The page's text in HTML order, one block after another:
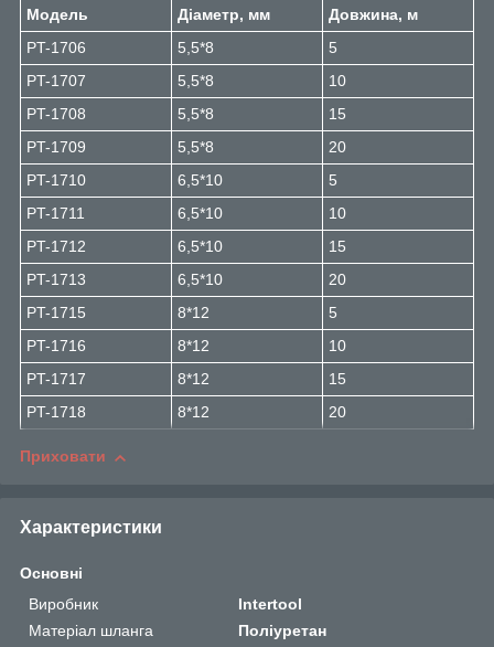
Модель Діаметр, мм
Довжина, м
PT-1706
5,5*8
5
PT-1707
5,5*8
10
PT-1708
5,5*8
15
PT-1709
5,5*8
20
PT-1710
6,5*10
5
PT-1711
6,5*10
10
PT-1712
6,5*10
15
PT-1713
6,5*10
20
PT-1715
8*12
5
PT-1716
8*12
10
PT-1717
8*12
15
PT-1718
8*12 20
Приховати
Характеристики
Основні
Виробник
Intertool
Матеріал шланга
Поліуретан